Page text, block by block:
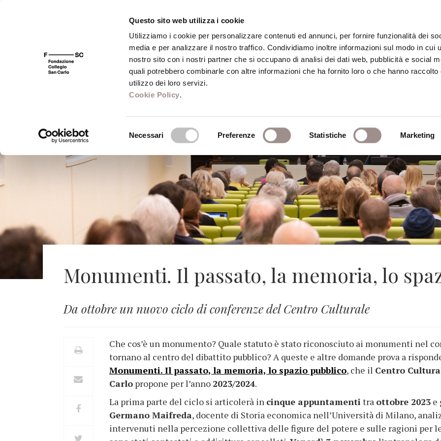
Questo sito web utilizza i cookie
Utilizziamo i cookie per personalizzare contenuti ed annunci, per fornire funzionalità dei
media e per analizzare il nostro traffico. Condividiamo inoltre informazioni sul modo in cui
nostro sito con i nostri partner che si occupano di analisi dei dati web, pubblicità e social
quali potrebbero combinarle con altre informazioni che ha fornito loro o che hanno raccolto
utilizzo dei loro servizi.
Cookie Policy.
Necessari Preferenze Statistiche Marketing
FSC 400 Fondazione Biblioteca Centro Culturale Centro Studi
Monumenti. Il passato, la memoria, lo
Da ottobre un nuovo ciclo di conferenze del Centro Culturale
Che cos’è un monumento? Quale statuto è stato riconosciuto ai monumenti nel
tornano al centro del dibattito pubblico? A queste e altre domande prova a
Monumenti. Il passato, la memoria, lo spazio pubblico, che il Centro
Carlo propone per l’anno 2023/2024.
La prima parte del ciclo si articolerà in cinque appuntamentitra ottobre 2023 e
Germano Maifreda, docente di Storia economica nell’Università di Milano,
intervenuti nella percezione collettiva delle figure del potere e sulle ragioni per